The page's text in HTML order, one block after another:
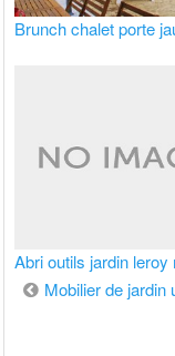
Brunch chalet porte
Abri outils jardin leroy
Navigation
Mobilier de jardin